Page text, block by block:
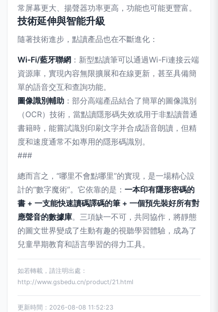
常屏幕更大、揚聲器功率更高，功能也可能更豐富。
技術延伸與智能升級
隨著技術進步，點讀產品也在不斷進化：
Wi-Fi/藍牙聯網 ：新型點讀筆可以通過Wi-Fi連接云端
資源庫，實現內容無限擴展和在線更新，甚至具備簡
單的語音交互和查詢功能。
圖像識別輔助 ：部分高端產品結合了簡單的圖像識別
（OCR）技術，當點讀隱形碼失效或用于非點讀普通
書籍時，能嘗試識別印刷文字并合成語音朗讀，但精
度和速度通常不如專用的隱形碼識別。
###
總而言之，“哪里不會點哪里”的實現，是一場精心設
計的“數字魔術”。它依靠的是： 一本印有隱形密碼的
書 + 一支能快速讀碼譯碼的筆 + 一個預先裝好所有對
應聲音的數據庫。三項缺一不可，共同協作，將靜態
的圖文世界變成了生動有趣的視聽學習體驗，成為了
兒童早期教育和語言學習的得力工具。
如若轉載，請注明出處：
http://www.gsbedu.cn/product/21.html
更新時間：2026-08-08 11:52:23